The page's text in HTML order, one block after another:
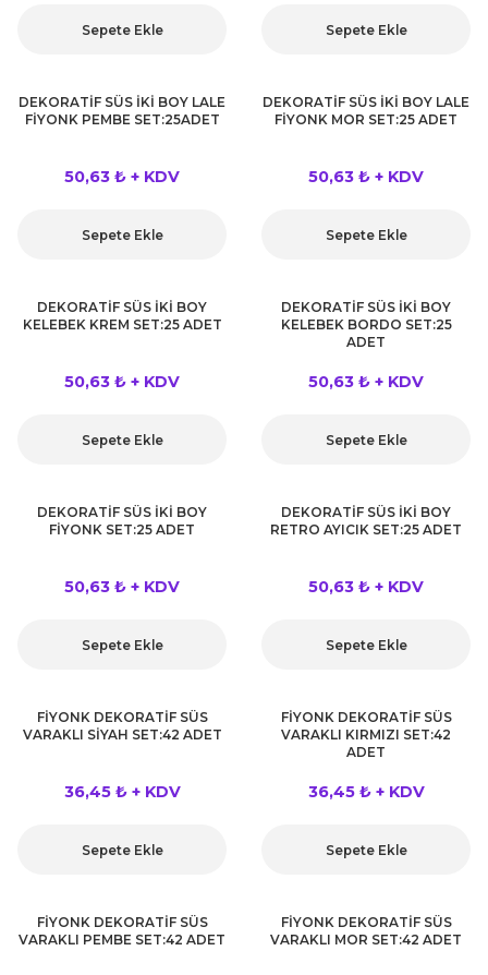
Veda Parti Malzemeleri
malzemeleri
Malzemeleri
Taş Baskı Ürünleri
Sepete Ekle Sepete Ekle
DEKORATİF SÜS İKİ BOY LALE
FİYONK PEMBE SET:25ADET
50,63 ₺ + KDV
Sepete Ekle
DEKORATİF SÜS İKİ BOY LALE
FİYONK MOR SET:25 ADET
50,63 ₺ + KDV
Sepete Ekle
DEKORATİF SÜS İKİ BOY
KELEBEK KREM SET:25 ADET
50,63 ₺ + KDV
Sepete Ekle
DEKORATİF SÜS İKİ BOY
KELEBEK BORDO SET:25
ADET
50,63 ₺ + KDV
Sepete Ekle
DEKORATİF SÜS İKİ BOY
FİYONK SET:25 ADET
50,63 ₺ + KDV
Sepete Ekle
DEKORATİF SÜS İKİ BOY
RETRO AYICIK SET:25 ADET
50,63 ₺ + KDV
Sepete Ekle
FİYONK DEKORATİF SÜS
VARAKLI SİYAH SET:42 ADET
36,45 ₺ + KDV
Sepete Ekle
FİYONK DEKORATİF SÜS
VARAKLI KIRMIZI SET:42
ADET
36,45 ₺ + KDV
Sepete Ekle
FİYONK DEKORATİF SÜS
VARAKLI PEMBE SET:42 ADET
FİYONK DEKORATİF SÜS
VARAKLI MOR SET:42 ADET